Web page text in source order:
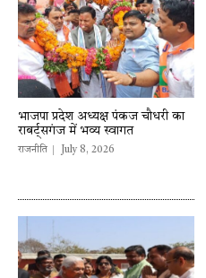
भाजपा प्रदेश अध्यक्ष पंकज चौधरी का
राबर्ट्सगंज में भव्य स्वागत
राजनीति July 8, 2026